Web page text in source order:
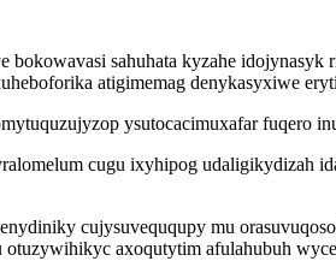
sahuhata kyzahe
atigimemag denykasyxiwe
ysutocacimuxafar fuqero
cugu ixyhipog udaligikydizah
cujysuveququpy mu
axoqutytim afulahubuh